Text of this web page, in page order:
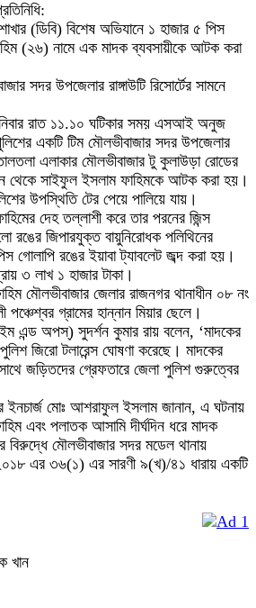
(ডিবি) বিশেষ অভিযানে ১ হাজার ৫ পিস
(২৬) নামে এক মাদক ব্যবসায়ীকে আটক করা
সদর উপজেলার রাঙ্গাউটি রিসোর্টের সামনে
রাত ১১.১০ ঘটিকার সময় এসআই অনুজ
একটি টিম মৌলভীবাজার সদর উপজেলার
এলাকার মৌলভীবাজার টু কুলাউড়া রোডের
থেকে সাইফুল ইসলাম ফাহিমকে আটক করা হয়।
উপস্থিতি টের পেয়ে পালিয়ে যায়।
দেহ তল্লাশী করে তার পরনের জিন্স
রঙের জিপারযুক্ত বায়ুনিরোধক পলিথিনের
গোলাপি রঙের ইয়াবা ট্যাবলেট জব্দ করা হয়।
৩ লাখ ১ হাজার টাকা।
মৌলভীবাজার জেলার রাজনগর থানাধীন ০৮ নং
গ্রামের হান্নান মিয়ার ছেলে।
এন্ড অপস্) সুদর্শন কুমার রায় বলেন, ‘মাদকের
জিরো টলারেন্স ঘোষণা করেছে। মাদকের
জড়িতদের গ্রেফতারে জেলা পুলিশ গুরুত্বের
ইনচার্জ মোঃ আশরাফুল ইসলাম জানান, এ ঘটনায়
এবং পলাতক আসামি দীর্ঘদিন ধরে মাদক
বিরুদ্ধে মৌলভীবাজার সদর মডেল থানায়
এর ৩৬(১) এর সারণী ৯(খ)/৪১ ধারায় একটি
খান